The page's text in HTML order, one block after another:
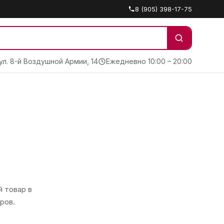
8 (905) 398-17-75
8-й Воздушной Армии, 14 Ежедневно 10:00 – 20:00
товар в